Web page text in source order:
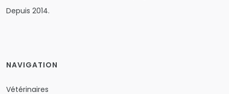
Depuis 2014.
NAVIGATION
Vétérinaires